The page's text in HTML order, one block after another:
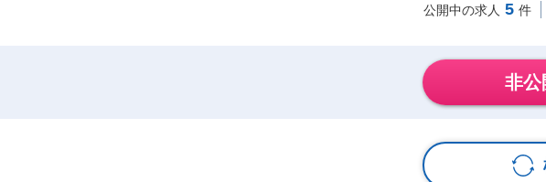
公開中の求人 5 件
非公